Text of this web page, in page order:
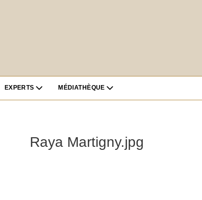
EXPERTS MÉDIATHÈQUE
Raya Martigny.jpg